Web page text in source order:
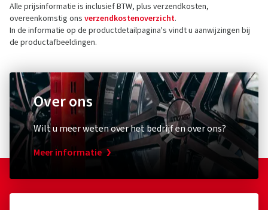
5 sterren
4 sterren (0)
3 sterren
1 ster (0)
13509 Berlin
Duitsland
Contact voor productveiligheid (geen
klantenservice)
E-mail:info@berlintires.com
Alle prijsinformatie is inclusief BTW, plus verzendkosten,
overeenkomstig ons verzendkostenoverzicht.
In de informatie op de productdetailpagina's vindt u aanwijzingen bij
de productafbeeldingen.
Over ons
Wilt u meer weten over het bedrijf en over ons?
Meer informatie